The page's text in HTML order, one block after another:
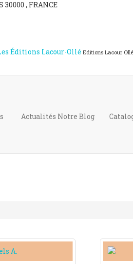
30000 , FRANCE
Éditions Lacour-Ollé Editions Lacour Ollé
Actualités Notre Blog